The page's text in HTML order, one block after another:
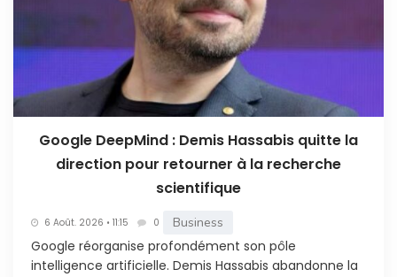
Google DeepMind : Demis Hassabis quitte la
direction pour retourner à la recherche
scientifique
6 Août. 2026 • 11:15 0 Business
Google réorganise profondément son pôle
intelligence artificielle. Demis Hassabis abandonne la